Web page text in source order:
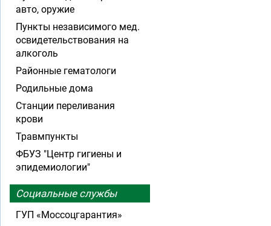
авто, оружие
Пункты независимого мед.
освидетельствования на
алкоголь
Районные гематологи
Родильные дома
Станции переливания
крови
Травмпункты
ФБУЗ "Центр гигиены и
эпидемиологии"
Социальные службы
ГУП «Моссоцгарантия»